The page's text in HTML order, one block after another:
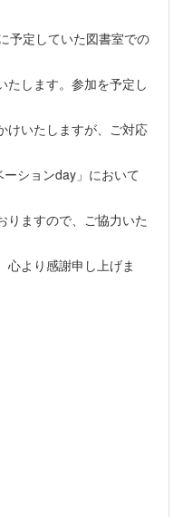
予定していた図書室での
たします。参加を予定し
けいたしますが、ご対応
ションday」において
りますので、ご協力いた
より感謝申し上げま